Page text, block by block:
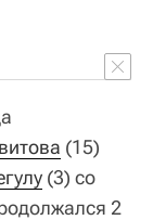
(15)
(3) со
2